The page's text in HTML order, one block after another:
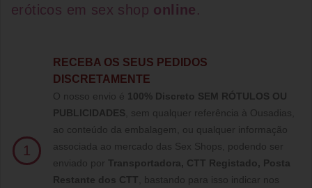
eróticos em sex shop online.
1
RECEBA OS SEUS PEDIDOS
DISCRETAMENTE
O nosso envio é 100% Discreto SEM RÓTULOS OU
PUBLICIDADES , sem qualquer referência à Ousadias,
ao conteúdo da embalagem, ou qualquer informação
associada ao mercado das Sex Shops, podendo ser
enviado por Transportadora, CTT Registado, Posta
Restante dos CTT , bastando para isso indicar nos